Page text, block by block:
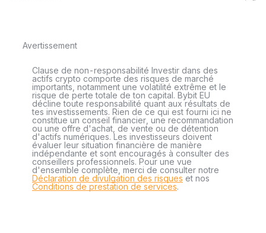
Avertissement
Clause de non-responsabilité Investir dans des
actifs crypto comporte des risques de marché
importants, notamment une volatilité extrême et le
risque de perte totale de ton capital. Bybit EU
décline toute responsabilité quant aux résultats de
tes investissements. Rien de ce qui est fourni ici ne
constitue un conseil financier, une recommandation
ou une offre d'achat, de vente ou de détention
d'actifs numériques. Les investisseurs doivent
évaluer leur situation financière de manière
indépendante et sont encouragés à consulter des
conseillers professionnels. Pour une vue
d'ensemble complète, merci de consulter notre
Déclaration de divulgation des risques et nos
Conditions de prestation de services.